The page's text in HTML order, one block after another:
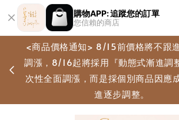
購物APP: 追蹤您的訂單
您信賴的商店
<商品價格通知> 8/15前價格將不跟
調漲，8/16起將採用『動態式漸進調
次性全面調漲，而是採個別商品因應
進逐步調整。